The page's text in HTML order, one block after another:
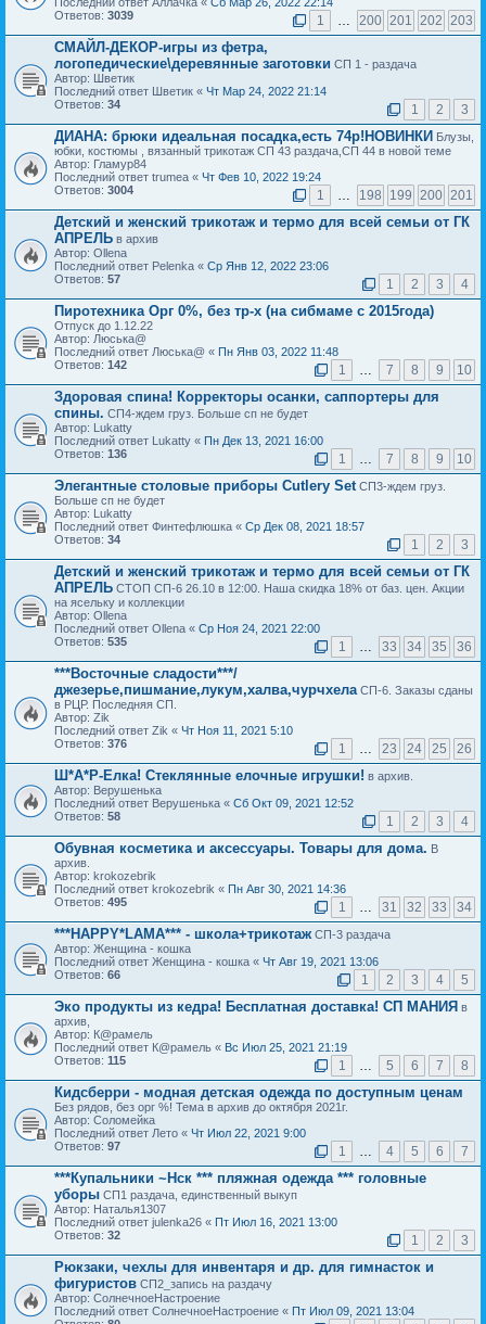
Ответов: 3039 1 … 200 201 202 203
СМАЙЛ-ДЕКОР-игры из фетра,
логопедические\деревянные заготовки СП 1 - раздача
Автор: Шветик
Последний ответ Шветик « Чт Мар 24, 2022 21:14
Ответов: 34 1 2 3
ДИАНА: брюки идеальная посадка,есть 74р!НОВИНКИ Блузы,
юбки, костюмы , вязанный трикотаж СП 43 раздача,СП 44 в новой теме
Автор: Гламур84
Последний ответ trumea « Чт Фев 10, 2022 19:24
Ответов: 3004 1 … 198 199 200 201
Детский и женский трикотаж и термо для всей семьи от ГК
АПРЕЛЬ в архив
Автор: Ollena
Последний ответ Pelenka « Ср Янв 12, 2022 23:06
Ответов: 57 1 2 3 4
Пиротехника Орг 0%, без тр-х (на сибмаме с 2015года)
Отпуск до 1.12.22
Автор: Люська@
Последний ответ Люська@ « Пн Янв 03, 2022 11:48
Ответов: 142 1 … 7 8 9 10
Здоровая спина! Корректоры осанки, саппортеры для
спины. СП4-ждем груз. Больше сп не будет
Автор: Lukatty
Последний ответ Lukatty « Пн Дек 13, 2021 16:00
Ответов: 136 1 … 7 8 9 10
Элегантные столовые приборы Cutlery Set СП3-ждем груз.
Больше сп не будет
Автор: Lukatty
Последний ответ Финтефлюшка « Ср Дек 08, 2021 18:57
Ответов: 34 1 2 3
Детский и женский трикотаж и термо для всей семьи от ГК
АПРЕЛЬ СТОП СП-6 26.10 в 12:00. Наша скидка 18% от баз. цен. Акции
на ясельку и коллекции
Автор: Ollena
Последний ответ Ollena « Ср Ноя 24, 2021 22:00
Ответов: 535 1 … 33 34 35 36
***Восточные сладости***/
джезерье,пишмание,лукум,халва,чурчхела СП-6. Заказы сданы
в РЦР. Последняя СП.
Автор: Zik
Последний ответ Zik « Чт Ноя 11, 2021 5:10
Ответов: 376 1 … 23 24 25 26
Ш*А*Р-Елка! Стеклянные елочные игрушки! в архив.
Автор: Верушенька
Последний ответ Верушенька « Сб Окт 09, 2021 12:52
Ответов: 58 1 2 3 4
Обувная косметика и аксессуары. Товары для дома. В
архив.
Автор: krokozebrik
Последний ответ krokozebrik « Пн Авг 30, 2021 14:36
Ответов: 495 1 … 31 32 33 34
***HAPPY*LAMA*** - школа+трикотаж СП-3 раздача
Автор: Женщина - кошка
Последний ответ Женщина - кошка « Чт Авг 19, 2021 13:06
Ответов: 66 1 2 3 4 5
Эко продукты из кедра! Бесплатная доставка! СП МАНИЯ в
архив,
Автор: К@рамель
Последний ответ К@рамель « Вс Июл 25, 2021 21:19
Ответов: 115 1 … 5 6 7 8
Кидсберри - модная детская одежда по доступным ценам
Без рядов, без орг %! Тема в архив до октября 2021г.
Автор: Соломейка
Последний ответ Лето « Чт Июл 22, 2021 9:00
Ответов: 97 1 … 4 5 6 7
***Купальники ~Нск *** пляжная одежда *** головные
уборы СП1 раздача, единственный выкуп
Автор: Наталья1307
Последний ответ julenka26 « Пт Июл 16, 2021 13:00
Ответов: 32 1 2 3
Рюкзаки, чехлы для инвентаря и др. для гимнасток и
фигуристов СП2_запись на раздачу
Автор: СолнечноеНастроение
Последний ответ СолнечноеНастроение « Пт Июл 09, 2021 13:04